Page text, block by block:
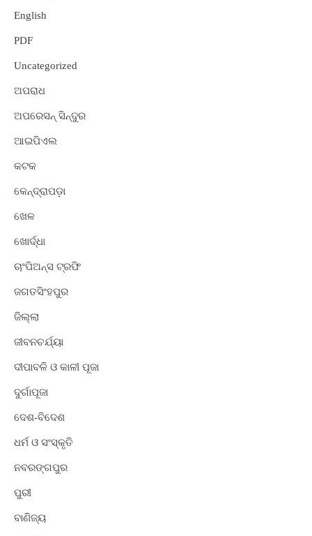
English
PDF
Uncategorized
ଅପରାଧ
ଅପରେସନ୍ ସିନ୍ଦୁର
ଆଇପିଏଲ
କଟକ
କେନ୍ଦ୍ରାପଡ଼ା
ଖେଳ
ଖୋର୍ଦ୍ଧା
ଚାଂପିଅନ୍ସ ଟ୍ରଫି
ଜଗତସିଂହପୁର
ଜିଲ୍ଲା
ଜୀବନଚର୍ଯ୍ୟା
ଦୀପାବଳି ଓ କାଳୀ ପୂଜା
ଦୁର୍ଗାପୂଜା
ଦେଶ-ବିଦେଶ
ଧର୍ମ ଓ ସଂସ୍କୃତି
ନବରଙ୍ଗପୁର
ପୁରୀ
ବାଣିଜ୍ୟ